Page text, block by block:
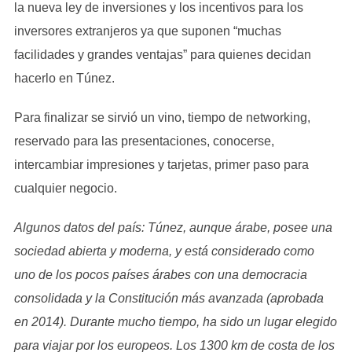
la nueva ley de inversiones y los incentivos para los
inversores extranjeros ya que suponen “muchas
facilidades y grandes ventajas” para quienes decidan
hacerlo en Túnez.
Para finalizar se sirvió un vino, tiempo de networking,
reservado para las presentaciones, conocerse,
intercambiar impresiones y tarjetas, primer paso para
cualquier negocio.
Algunos datos del país: Túnez, aunque árabe, posee una
sociedad abierta y moderna, y está considerado como
uno de los pocos países árabes con una democracia
consolidada y la Constitución más avanzada (aprobada
en 2014). Durante mucho tiempo, ha sido un lugar elegido
para viajar por los europeos. Los 1300 km de costa de los